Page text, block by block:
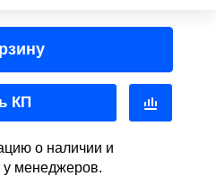
КП
о наличии и
у менеджеров.